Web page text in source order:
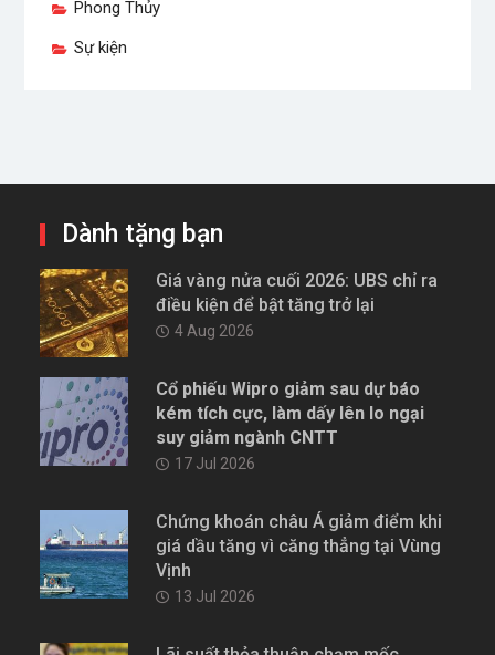
Phong Thủy
Sự kiện
Dành tặng bạn
Giá vàng nửa cuối 2026: UBS chỉ ra
điều kiện để bật tăng trở lại
4 Aug 2026
Cổ phiếu Wipro giảm sau dự báo
kém tích cực, làm dấy lên lo ngại
suy giảm ngành CNTT
17 Jul 2026
Chứng khoán châu Á giảm điểm khi
giá dầu tăng vì căng thẳng tại Vùng
Vịnh
13 Jul 2026